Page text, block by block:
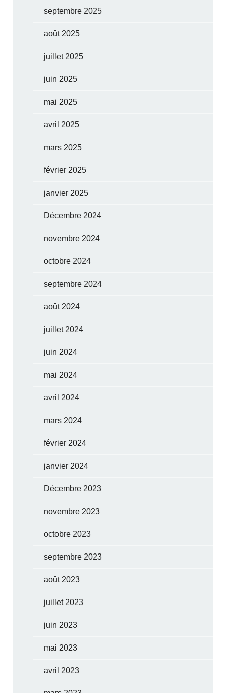
septembre 2025
août 2025
juillet 2025
juin 2025
mai 2025
avril 2025
mars 2025
février 2025
janvier 2025
Décembre 2024
novembre 2024
octobre 2024
septembre 2024
août 2024
juillet 2024
juin 2024
mai 2024
avril 2024
mars 2024
février 2024
janvier 2024
Décembre 2023
novembre 2023
octobre 2023
septembre 2023
août 2023
juillet 2023
juin 2023
mai 2023
avril 2023